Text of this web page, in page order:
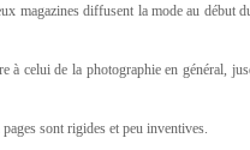
magazines diffusent la mode au début
celui de la photographie en général,
sont rigides et peu inventives.